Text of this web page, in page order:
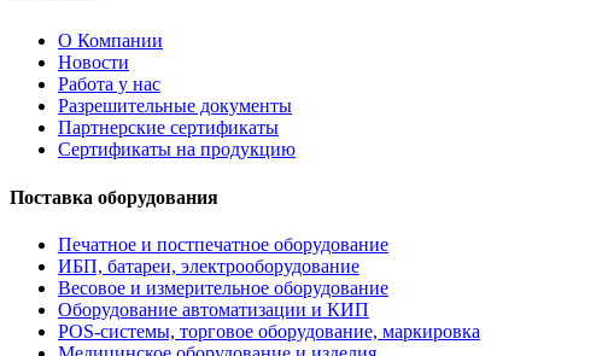
О Компании
Новости
Работа у нас
Разрешительные документы
Партнерские сертификаты
Сертификаты на продукцию
Поставка оборудования
Печатное и постпечатное оборудование
ИБП, батареи, электрооборудование
Весовое и измерительное оборудование
Оборудование автоматизации и КИП
POS-системы, торговое оборудование, маркировка